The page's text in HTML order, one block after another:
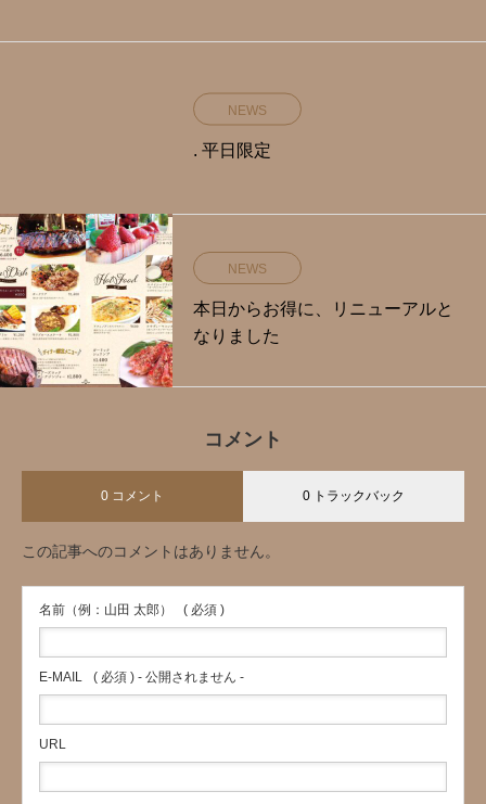
NEWS
. 平日限定️
NEWS
本日からお得に、リニューアルと
なりました
コメント
0 コメント 0 トラックバック
この記事へのコメントはありません。
名前（例：山田 太郎） ( 必須 )
E-MAIL ( 必須 ) - 公開されません -
URL